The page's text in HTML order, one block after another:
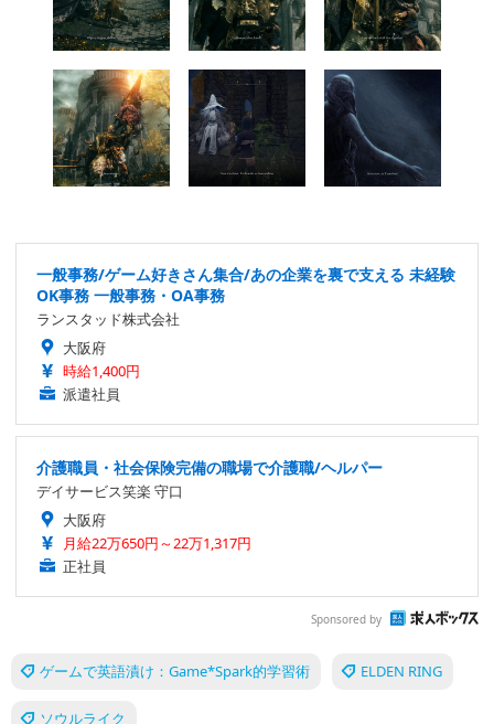
一般事務/ゲーム好きさん集合/あの企業を裏で支える 未経験
OK事務 一般事務・OA事務
ランスタッド株式会社
大阪府
時給1,400円
派遣社員
介護職員・社会保険完備の職場で介護職/ヘルパー
デイサービス笑楽 守口
大阪府
月給22万650円～22万1,317円
正社員
Sponsored by
ゲームで英語漬け：Game*Spark的学習術 ELDEN RING
ソウルライク